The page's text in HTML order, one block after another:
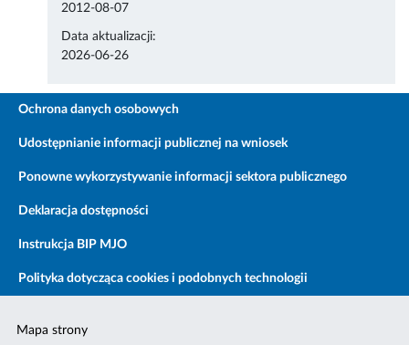
2012-08-07
Data aktualizacji:
2026-06-26
Ochrona danych osobowych
Udostępnianie informacji publicznej na wniosek
Ponowne wykorzystywanie informacji sektora publicznego
Deklaracja dostępności
Instrukcja BIP MJO
Polityka dotycząca cookies i podobnych technologii
Mapa strony